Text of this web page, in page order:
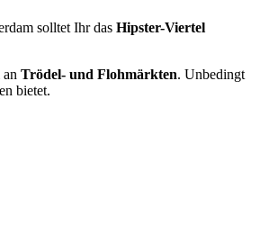
solltet Ihr das Hipster-Viertel
Trödel- und Flohmärkten. Unbedingt
bietet.